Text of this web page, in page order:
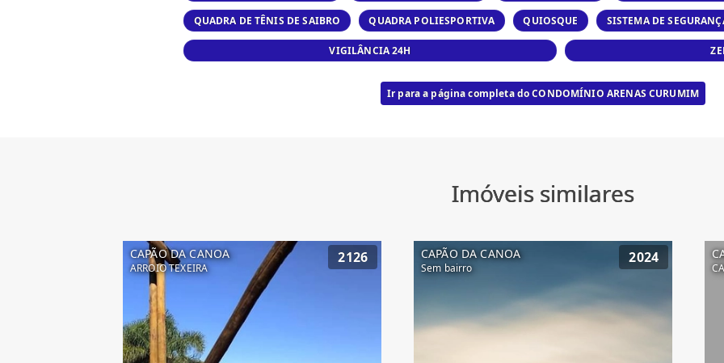
QUADRA DE TÊNIS DE SAIBRO QUADRA POLIESPORTIVA QUIOSQUE SISTEMA DE
VIGILÂNCIA 24H
Ir para a página completa do CONDOMÍNIO ARENAS CURUMIM
Imóveis similares
CAPÃO DA CANOA
ARROIO TEXEIRA
2126 CAPÃO DA CANOA
Sem bairro
2024